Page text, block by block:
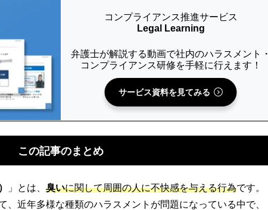
コンプライアンス推進サービス
Legal Learning
弁護士が解説する動画で社内のハラスメント・
コンプライアンス研修を手軽に行えます！
サービス資料を見てみる
この記事のまとめ
」とは、 臭いに関して周囲の人に不快感を与える行為です。
、近年多様な種類のハラスメントが問題になっている中で、